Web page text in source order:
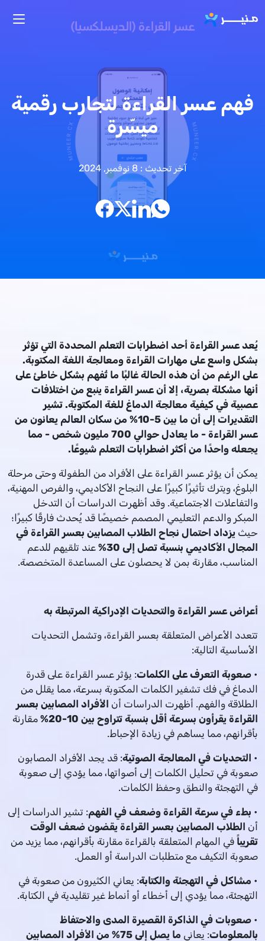
فهم عسر القراءة لتجارب رقمية
ميسّرة
آخر تحديث : 8 نوفمبر, 2024
يُعد عسر القراءة أحد اضطرابات التعلم المحددة التي تؤثر
بشكل واسع على مهارات القراءة ومعالجة اللغة المكتوبة.
على الرغم من أن هذه الحالة غالبًا ما تُفهم بشكل خاطئ على
أنها مشكلة بصرية، إلا أن عسر القراءة ينبع من اختلافات
عصبية في كيفية معالجة الدماغ للغة المكتوبة. تشير
التقديرات إلى أن ما بين 5-10% من سكان العالم يعانون من
عسر القراءة - ما يعادل حوالي 700 مليون شخص - مما
يجعله واحدًا من أكثر اضطرابات التعلم شيوعًا.
يمكن أن يؤثر عسر القراءة على الأفراد من الطفولة وحتى مرحلة
البلوغ، ويترك تأثيرًا كبيرًا على النجاح الأكاديمي، والفرص المهنية،
والتفاعلات الاجتماعية. وقد أظهرت الدراسات أن التدخل
المبكر والدعم التعليمي المصمم خصيصًا قد يُحدث فارقًا كبيرًا؛
حيث يزداد احتمال نجاح الطلاب المصابين بعسر القراءة في
المجال الأكاديمي بنسبة تصل إلى 30%
عند تلقيهم للدعم
المناسب، مقارنة بمن لا يحصلون على المساعدة المتخصصة.
أعراض عسر القراءة والتحديات الإدراكية المرتبطة به
تتعدد الأعراض المتعلقة بعسر القراءة، وتشمل التحديات
الأساسية التالية:
• صعوبة التعرف على الكلمات: يؤثر عسر القراءة على قدرة
الدماغ في فك تشفير الكلمات المكتوبة بسرعة، مما يقلل من
الطلاقة والفهم. أظهرت الدراسات أن الأفراد المصابين بعسر
القراءة يقرأون بسرعة أقل بنسبة تتراوح بين 10-20%
مقارنة
بأقرانهم، مما يساهم في زيادة الإحباط.
• التحديات في المعالجة الصوتية: قد يجد الأفراد المصابون
صعوبة في تحليل الكلمات إلى أصواتها، مما يؤدي إلى صعوبة
في التهجئة والنطق وحفظ الكلمات.
• بطء في سرعة القراءة وضعف في الفهم: تشير الدراسات إلى
أن الطلاب المصابين بعسر القراءة يقضون ضعف الوقت
تقريباً في المهام المتعلقة بالقراءة مقارنة بأقرانهم، مما يزيد من
صعوبة التكيف مع متطلبات الدراسة أو العمل.
• مشاكل في التهجئة والكتابة: يعاني الكثيرون من صعوبة في
التهجئة، مما يؤدي إلى أخطاء أو أنماط غير تقليدية في الكتابة.
• صعوبات في الذاكرة القصيرة المدى والاحتفاظ
بالمعلومات: يعاني
ما يصل إلى 75% من الأفراد المصابين